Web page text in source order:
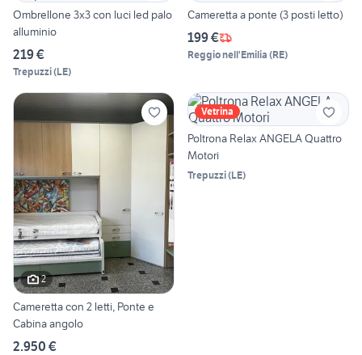
Ombrellone 3x3 con luci led palo
alluminio
219 €
Trepuzzi(LE)
Cameretta a ponte (3 posti letto)
199 €
Reggio nell'Emilia (RE)
2
Cameretta con 2 letti, Ponte e
Cabina angolo
2.950 €
Vetrina
Poltrona Relax ANGELA Quattro
Motori
Trepuzzi(LE)